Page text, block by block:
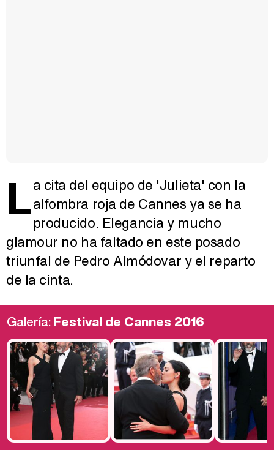
La cita del equipo de 'Julieta' con la
alfombra roja de Cannes ya se ha
producido. Elegancia y mucho
glamour no ha faltado en este posado
triunfal de Pedro Almódovar y el reparto
de la cinta.
Galería:Festival de Cannes 2016